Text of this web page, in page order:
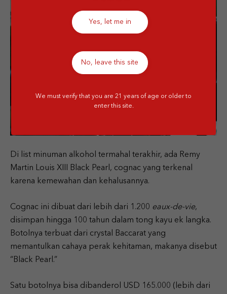
Di list minuman alkohol termahal terakhir, ada Remy
Martin Louis XIII Black Pearl, cognac yang terkenal
karena kemewahan dan kehalusannya.
Cognac ini dibuat dari lebih dari 1.200 eaux-de-vie,
disimpan hingga 100 tahun dalam tong kayu ek langka.
Botolnya terbuat dari crystal Baccarat yang
memantulkan cahaya perak kehitaman, makanya disebut
“Black Pearl.”
Satu botolnya bisa dibanderol USD 165.000 (lebih dari
Yes, let me in
No, leave this site
We must verify that you are 21 years of age or older to
enter this site.